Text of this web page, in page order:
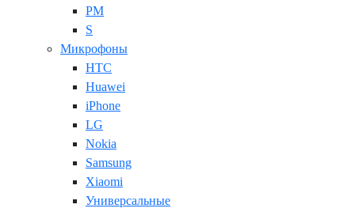
PM
S
Микрофоны
HTC
Huawei
iPhone
LG
Nokia
Samsung
Xiaomi
Универсальные